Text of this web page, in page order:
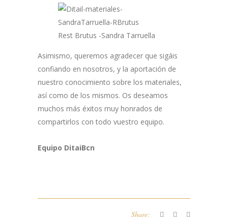
Rest Brutus -Sandra Tarruella
Asimismo, queremos agradecer que sigáis
confiando en nosotros, y la aportación de
nuestro conocimiento sobre los materiales,
así como de los mismos. Os deseamos
muchos más éxitos muy honrados de
compartirlos con todo vuestro equipo.
Equipo DitaiBcn
Share: